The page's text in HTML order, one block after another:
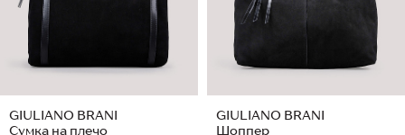
GIULIANO BRANI
Сумка на плечо
GIULIANO BRANI
Шоппер